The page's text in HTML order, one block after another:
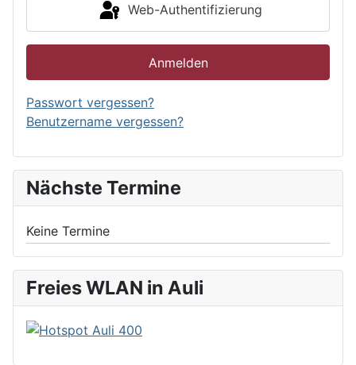
Web-Authentifizierung
Anmelden
Passwort vergessen?
Benutzername vergessen?
Nächste Termine
Keine Termine
Freies WLAN in Auli